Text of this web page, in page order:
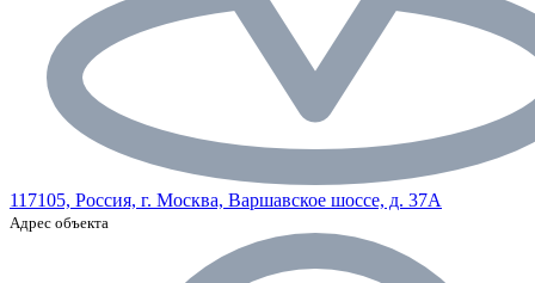
117105, Россия, г. Москва, Варшавское шоссе, д. 37А
Адрес объекта